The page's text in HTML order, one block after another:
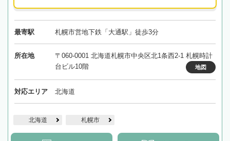
最寄駅 札幌市営地下鉄「大通駅」徒歩3分
所在地
〒060-0001 北海道札幌市中央区北1条西2-1 札幌時計
台ビル10階
地図
対応エリア 北海道
北海道 札幌市